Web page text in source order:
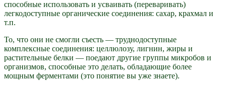
способные использовать и усваивать (переваривать)
легкодоступные органические соединения: сахар, крахмал и
т.п.
То, что они не смогли съесть — труднодоступные
комплексные соединения: целлюлозу, лигнин, жиры и
растительные белки — поедают другие группы микробов и
организмов, способные это делать, обладающие более
мощным ферментами (это понятие вы уже знаете).